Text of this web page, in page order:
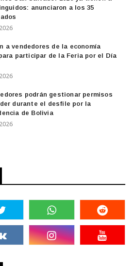
anunciaron a los 35
a vendedores de la economía
participar de la Feria por el Día
podrán gestionar permisos
durante el desfile por la
de Bolivia